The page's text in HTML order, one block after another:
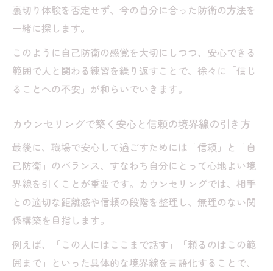
裏切り体験を否定せず、今の自分に合った防衛の方法を
一緒に探します。
このように自己防衛の感覚を大切にしつつ、安心できる
範囲で人と関わる練習を繰り返すことで、徐々に「信じ
ることへの不安」が和らいでいきます。
カウンセリングで築く安心と信頼の境界線の引き方
最後に、職場で安心して過ごすためには「信頼」と「自
己防衛」のバランス、すなわち自分にとって心地よい境
界線を引くことが重要です。カウンセリングでは、相手
との適切な距離感や信頼の段階を整理し、無理のない関
係構築を目指します。
例えば、「この人にはここまで話す」「頼るのはこの範
囲まで」といった具体的な境界線を言語化することで、